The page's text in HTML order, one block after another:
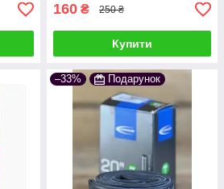
160 ₴ 250 ₴
Купити
–33% Подарунок